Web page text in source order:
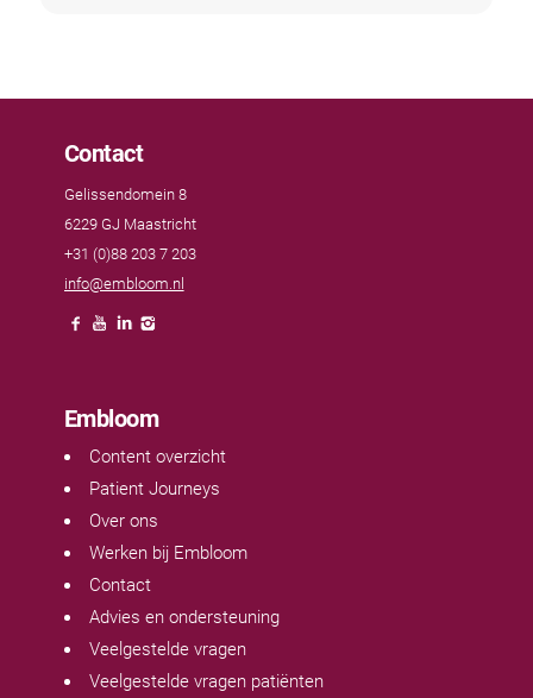
Contact
Gelissendomein 8
6229 GJ Maastricht
+31 (0)88 203 7 203
info@embloom.nl
Embloom
Content overzicht
Patient Journeys
Over ons
Werken bij Embloom
Contact
Advies en ondersteuning
Veelgestelde vragen
Veelgestelde vragen patiënten